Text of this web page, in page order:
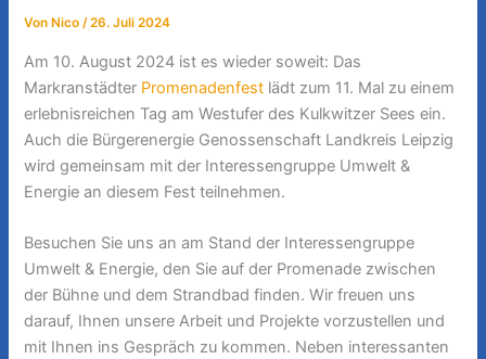
Von Nico/26. Juli 2024
Am 10. August 2024 ist es wieder soweit: Das
Markranstädter Promenadenfest lädt zum 11. Mal zu einem
erlebnisreichen Tag am Westufer des Kulkwitzer Sees ein.
Auch die Bürgerenergie Genossenschaft Landkreis Leipzig
wird gemeinsam mit der Interessengruppe Umwelt &
Energie an diesem Fest teilnehmen.
Besuchen Sie uns an am Stand der Interessengruppe
Umwelt & Energie, den Sie auf der Promenade zwischen
der Bühne und dem Strandbad finden. Wir freuen uns
darauf, Ihnen unsere Arbeit und Projekte vorzustellen und
mit Ihnen ins Gespräch zu kommen. Neben interessanten